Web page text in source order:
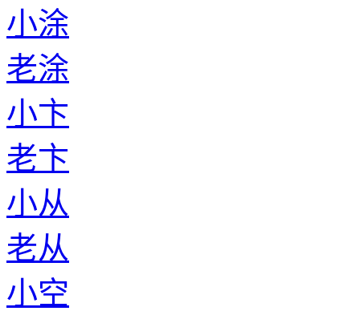
小涂
老涂
小卞
老卞
小从
老从
小空